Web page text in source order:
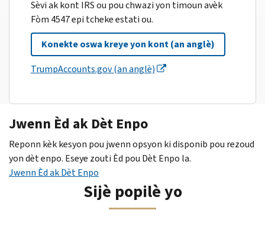
Sèvi ak kont IRS ou pou chwazi yon timoun avèk
Fòm 4547 epi tcheke estati ou.
Konekte oswa kreye yon kont (an anglè)
TrumpAccounts.gov (an anglè)
Jwenn Èd ak Dèt Enpo
Reponn kèk kesyon pou jwenn opsyon ki disponib pou rezoud
yon dèt enpo. Eseye zouti Èd pou Dèt Enpo la.
Jwenn Èd ak Dèt Enpo
Sijè popilè yo